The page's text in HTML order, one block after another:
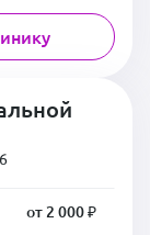
от 2 000 ₽